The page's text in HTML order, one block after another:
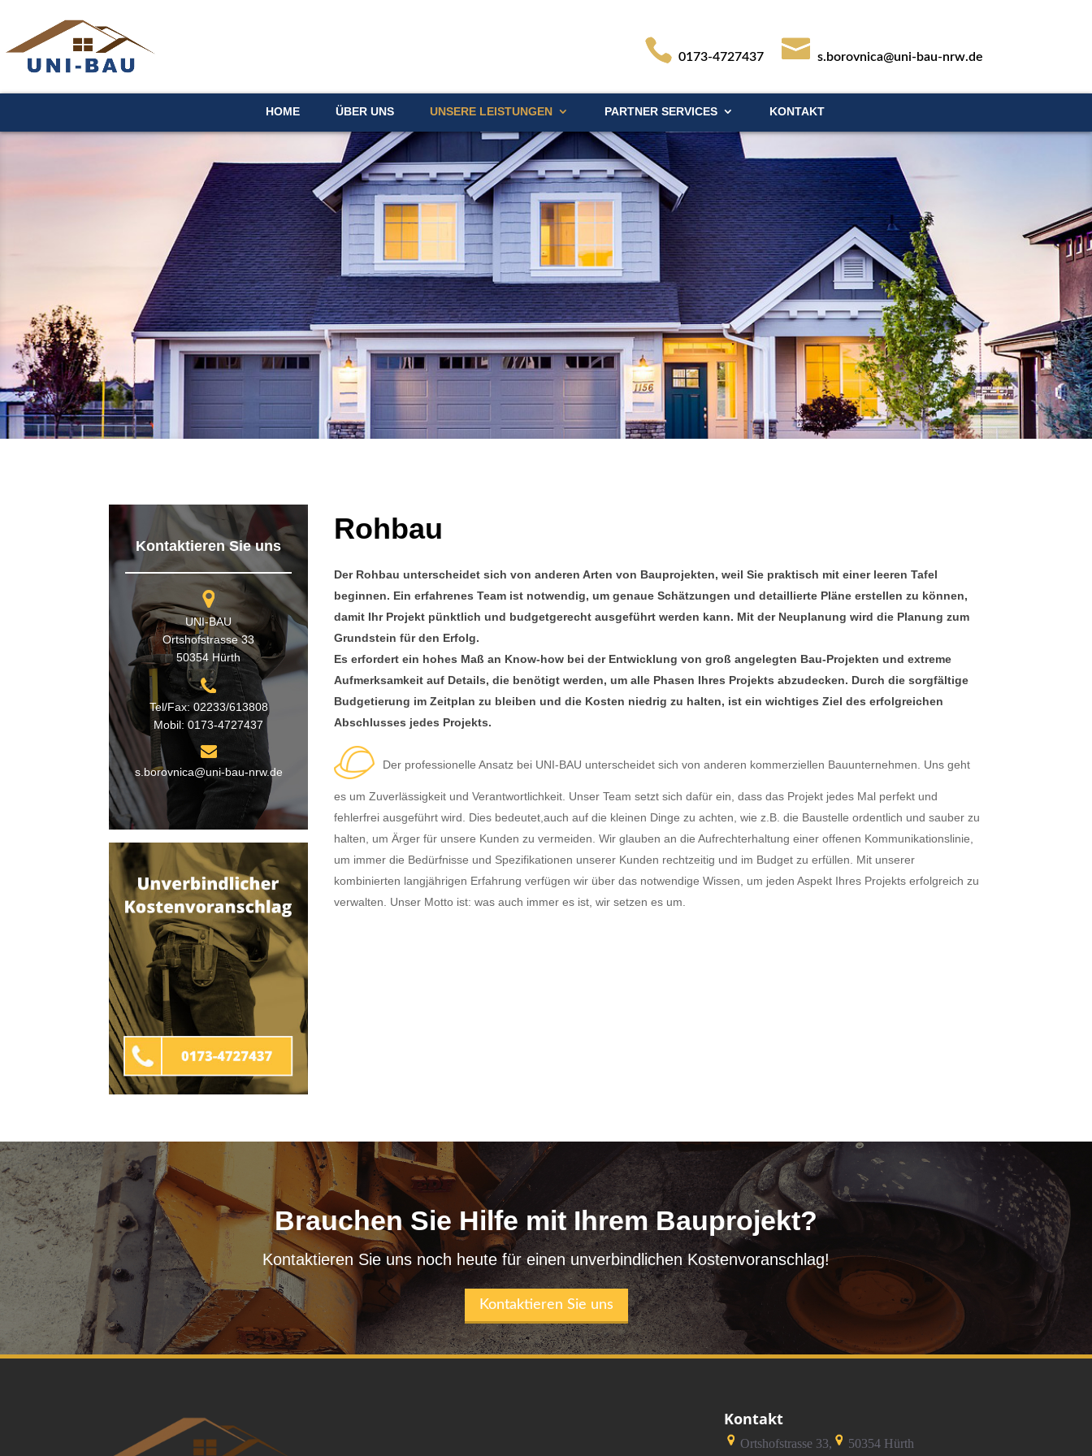
0173-4727437 s.borovnica@uni-bau-nrw.de
HOME ÜBER UNS UNSERE LEISTUNGEN PARTNER SERVICES KONTAKT
Kontaktieren Sie uns
UNI-BAU
Ortshofstrasse 33
50354 Hürth
Tel/Fax: 02233/613808
Mobil: 0173-4727437
s.borovnica@uni-bau-nrw.de
Rohbau
Der Rohbau unterscheidet sich von anderen Arten von Bauprojekten, weil Sie praktisch mit einer leeren Tafel
beginnen. Ein erfahrenes Team ist notwendig, um genaue Schätzungen und detaillierte Pläne erstellen zu können,
damit Ihr Projekt pünktlich und budgetgerecht ausgeführt werden kann. Mit der Neuplanung wird die Planung zum
Grundstein für den Erfolg.
Es erfordert ein hohes Maß an Know-how bei der Entwicklung von groß angelegten Bau-Projekten und extreme
Aufmerksamkeit auf Details, die benötigt werden, um alle Phasen Ihres Projekts abzudecken. Durch die sorgfältige
Budgetierung im Zeitplan zu bleiben und die Kosten niedrig zu halten, ist ein wichtiges Ziel des erfolgreichen
Abschlusses jedes Projekts.
Der professionelle Ansatz bei UNI-BAU unterscheidet sich von anderen kommerziellen Bauunternehmen. Uns geht
es um Zuverlässigkeit und Verantwortlichkeit. Unser Team setzt sich dafür ein, dass das Projekt jedes Mal perfekt und
fehlerfrei ausgeführt wird. Dies bedeutet,auch auf die kleinen Dinge zu achten, wie z.B. die Baustelle ordentlich und sauber zu
halten, um Ärger für unsere Kunden zu vermeiden. Wir glauben an die Aufrechterhaltung einer offenen Kommunikationslinie,
um immer die Bedürfnisse und Spezifikationen unserer Kunden rechtzeitig und im Budget zu erfüllen. Mit unserer
kombinierten langjährigen Erfahrung verfügen wir über das notwendige Wissen, um jeden Aspekt Ihres Projekts erfolgreich zu
verwalten. Unser Motto ist: was auch immer es ist, wir setzen es um.
Brauchen Sie Hilfe mit Ihrem Bauprojekt?
Kontaktieren Sie uns noch heute für einen unverbindlichen Kostenvoranschlag!
Kontaktieren Sie uns
Kontakt
Ortshofstrasse 33, 50354 Hürth